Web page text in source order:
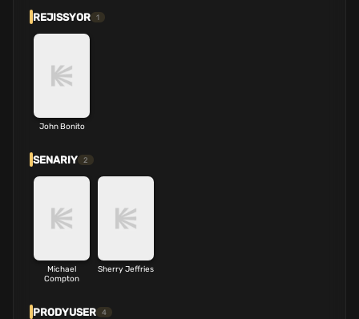
REJISSYOR 1
John Bonito
SENARIY 2
Michael
Compton
Sherry Jeffries
PRODYUSER 4